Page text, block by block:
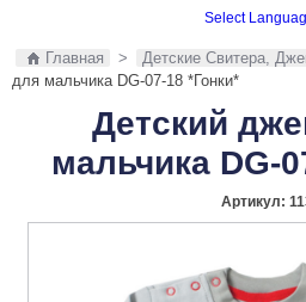
Select
Главная > Детские Свитера,
для мальчика DG-07-18 *Гонки*
Детский
мальчика DG-
Артикул: